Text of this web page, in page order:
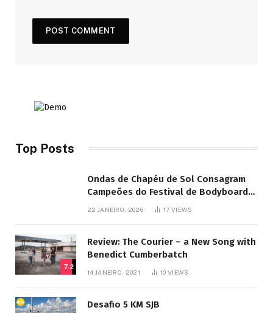
Top Posts
Ondas de Chapéu de Sol Consagram
Campeões do Festival de Bodyboard
22 JANEIRO, 2026 17VIEWS
7.2
Review: The Courier – a New Song with
Benedict Cumberbatch
14 JANEIRO, 2021 10VIEWS
Desafio 5 KM SJB